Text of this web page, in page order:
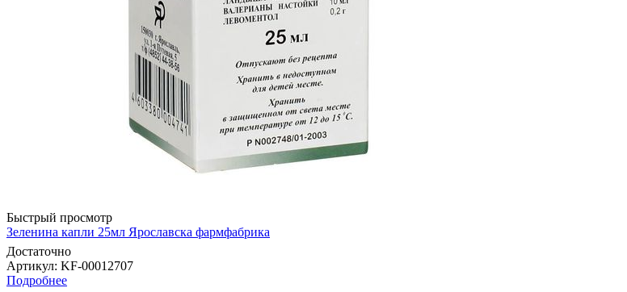
Быстрый просмотр
Зеленина капли 25мл Ярославска фармфабрика
Достаточно
Артикул: KF-00012707
Подробнее